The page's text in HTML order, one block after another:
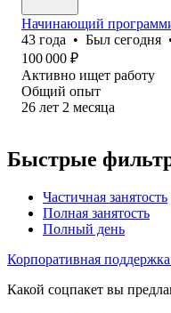
Начинающий
43 года • Был сегодня
100 000 ₽
Активно ищет работу
Общий опыт
26 лет 2 месяца
Быстрые
Частичная занятость
Полная занятость
Полный день
Корпоративная
Какой соцпакет вы